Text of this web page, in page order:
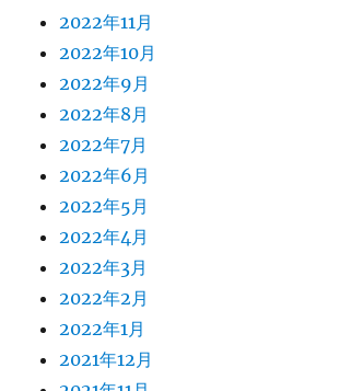
2022年11月
2022年10月
2022年9月
2022年8月
2022年7月
2022年6月
2022年5月
2022年4月
2022年3月
2022年2月
2022年1月
2021年12月